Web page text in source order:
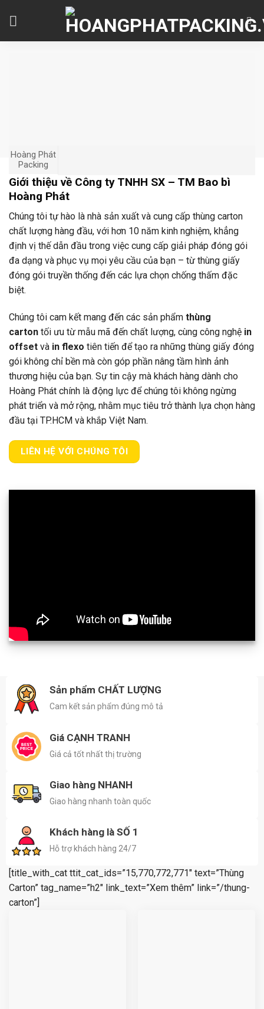
Hoàng Phát
Packing
Giới thiệu về Công ty TNHH SX – TM Bao bì
Hoàng Phát
Chúng tôi tự hào là nhà sản xuất và cung cấp thùng carton
chất lượng hàng đầu, với hơn 10 năm kinh nghiệm, khẳng
định vị thế dẫn đầu trong việc cung cấp giải pháp đóng gói
đa dạng và phục vụ mọi yêu cầu của bạn – từ thùng giấy
đóng gói truyền thống đến các lựa chọn chống thấm đặc
biệt.
Chúng tôi cam kết mang đến các sản phẩm thùng
carton tối ưu từ mẫu mã đến chất lượng, cùng công nghệ in
offset và in flexo tiên tiến để tạo ra những thùng giấy đóng
gói không chỉ bền mà còn góp phần nâng tầm hình ảnh
thương hiệu của bạn. Sự tin cậy mà khách hàng dành cho
Hoàng Phát chính là động lực để chúng tôi không ngừng
phát triển và mở rộng, nhằm mục tiêu trở thành lựa chọn hàng
đầu tại TP.HCM và khắp Việt Nam.
LIÊN HỆ VỚI CHÚNG TÔI
Sản phẩm CHẤT LƯỢNG
Cam kết sản phẩm đúng mô tả
Giá CẠNH TRANH
Giá cả tốt nhất thị trường
Giao hàng NHANH
Giao hàng nhanh toàn quốc
Khách hàng là SỐ 1
Hỗ trợ khách hàng 24/7
[title_with_cat ttit_cat_ids=”15,770,772,771″ text=”Thùng
Carton” tag_name=”h2″ link_text=”Xem thêm” link=”/thung-
carton”]